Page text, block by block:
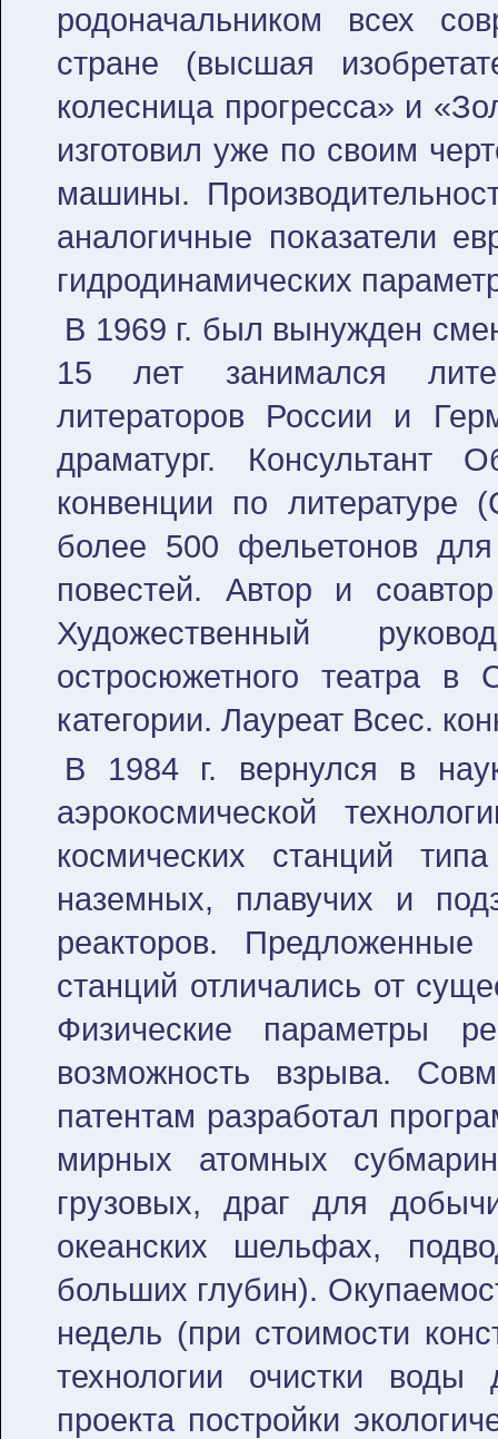
родоначальником всех
стране (высшая
колесница прогресса» и
изготовил уже по своим
машины.
аналогичные показатели
гидродинамических
В 1969 г. был вынужден
15 лет занимался
литераторов России и
драматург. Консультант
конвенции по
более 500 фельетонов
повестей. Автор и
Художественный
остросюжетного театра в
категории. Лауреат Всес.
В 1984 г. вернулся в
аэрокосмической
космических станций
наземных, плавучих и
реакторов.
станций отличались от
Физические параметры
возможность взрыва.
патентам разработал
мирных атомных
грузовых, драг для
океанских шельфах,
больших глубин).
недель (при стоимости
технологии очистки
проекта постройки